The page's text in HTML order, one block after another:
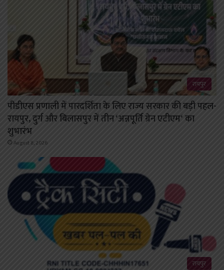
रायपुर
पीडीएस प्रणाली में पारदर्शिता के लिए राज्य सरकार की बड़ी पहल-
रायपुर, दुर्ग और बिलासपुर में तीन ‘अन्नपूर्ति ग्रेन एटीएम‘ का
शुभारंभ
August 8, 2026
रायपुर